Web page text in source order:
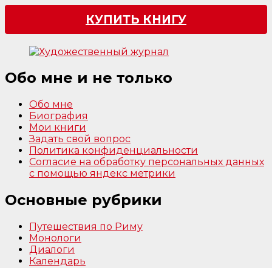
КУПИТЬ КНИГУ
Обо мне и не только
Обо мне
Биография
Мои книги
Задать свой вопрос
Политика конфиденциальности
Согласие на обработку персональных данных
с помощью яндекс метрики
Основные рубрики
Путешествия по Риму
Монологи
Диалоги
Календарь